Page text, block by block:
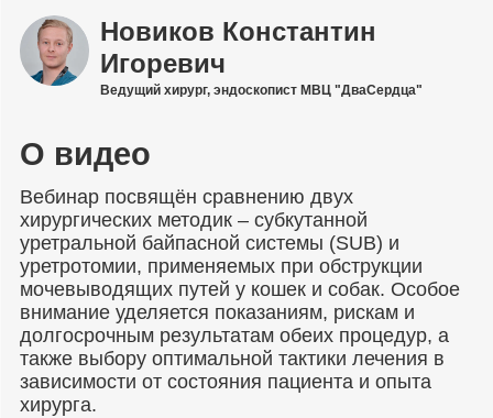
Новиков Константин
Игоревич
Ведущий хирург, эндоскопист МВЦ "ДваСердца"
О видео
Вебинар посвящён сравнению двух
хирургических методик – субкутанной
уретральной байпасной системы (SUB) и
уретротомии, применяемых при обструкции
мочевыводящих путей у кошек и собак. Особое
внимание уделяется показаниям, рискам и
долгосрочным результатам обеих процедур, а
также выбору оптимальной тактики лечения в
зависимости от состояния пациента и опыта
хирурга.